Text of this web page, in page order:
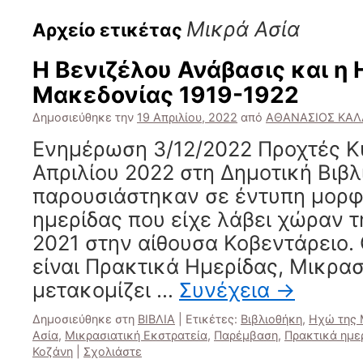
Αρχείο ετικέτας Μικρά Ασία
Η Βενιζέλου Ανάβασις και
Μακεδονίας 1919-1922
Δημοσιεύθηκε την 19 Απριλίου, 2022 από ΑΘΑΝΑΣΙΟΣ
Ενημέρωση 3/12/2022 Προχτές
Απριλίου 2022 στη Δημοτική
παρουσιάστηκαν σε έντυπη
ημερίδας που είχε λάβει χώραν
2021 στην αίθουσα Κοβεντάρειο.
είναι Πρακτικά Ημερίδας,
μετακομίζει … Συνέχεια →
Δημοσιεύθηκε στη ΒΙΒΛΙΑ Ετικέτες: Βιβλιοθήκη, Ηχώ της
Ασία, Μικρασιατική Εκστρατεία, Παρέμβαση, Πρακτικά
Κοζάνη
Σχολιάστε